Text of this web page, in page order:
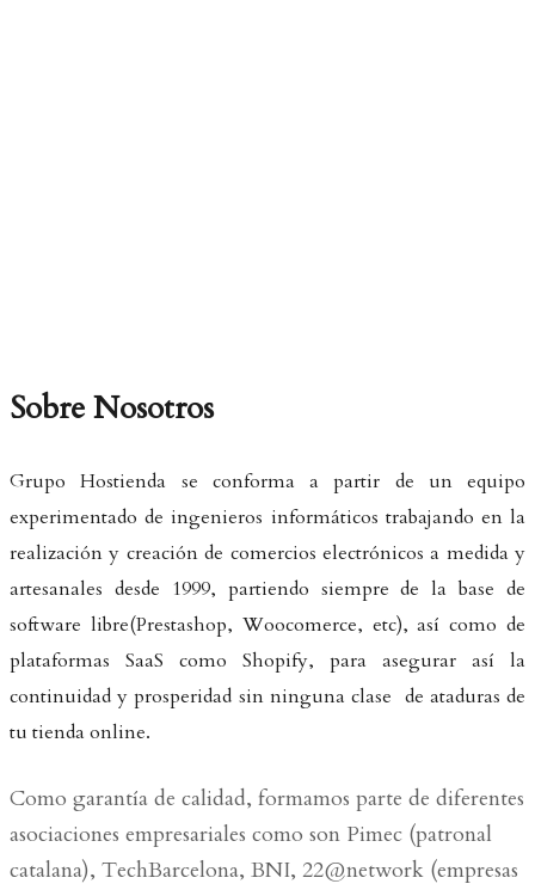
Sobre Nosotros
Grupo Hostienda se conforma a partir de un equipo
experimentado de ingenieros informáticos trabajando en la
realización y creación de comercios electrónicos a medida y
artesanales desde 1999, partiendo siempre de la base de
software libre(Prestashop, Woocomerce, etc), así como de
plataformas SaaS como Shopify, para asegurar así la
continuidad y prosperidad sin ninguna clase de ataduras de
tu tienda online.
Como garantía de calidad, formamos parte de diferentes
asociaciones empresariales como son Pimec (patronal
catalana), TechBarcelona, BNI, 22@network (empresas